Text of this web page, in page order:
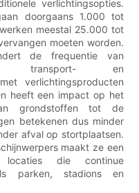
verlichtingsopties.
doorgaans 1.000 tot
meestal 25.000 tot
moeten worden.
de frequentie van
, transport- en
verlichtingsproducten
heeft een impact op het
grondstoffen tot de
betekenen dus minder
afval op stortplaatsen.
maakt ze een
locaties die continue
parken, stadions en